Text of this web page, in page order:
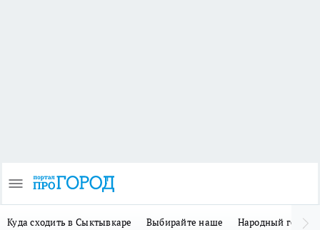
Куда сходить в Сыктывкаре Выбирайте наше Народный герой-